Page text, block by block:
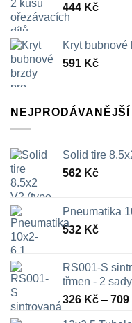
444 Kč
Kryt bubnové
591 Kč
NEJPRODÁVANĚJŠÍ
Solid tire
562 Kč
Pneumatika
532 Kč
RS001-S
třmen - 2 sady
326 Kč – 709